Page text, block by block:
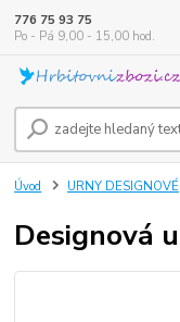
776 75 93 75
Po - Pá 9,00 - 15,00 hod.
Úvod URNY DESIGNOVÉ
Designová